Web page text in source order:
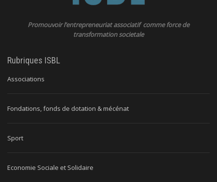
Promouvoir l’entrepreneuriat associatif comme force de
transformation societale
Rubriques ISBL
Associations
Fondations, fonds de dotation & mécénat
Sport
Economie Sociale et Solidaire